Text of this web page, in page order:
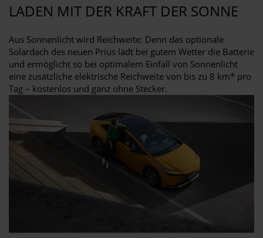
LADEN MIT DER KRAFT DER SONNE
Aus Sonnenlicht wird Reichweite: Denn das optionale
Solardach des neuen Prius lädt bei gutem Wetter die Batterie
und ermöglicht so bei optimalem Einfall von Sonnenlicht
eine zusätzliche elektrische Reichweite von bis zu 8 km* pro
Tag – kostenlos und ganz ohne Stecker.